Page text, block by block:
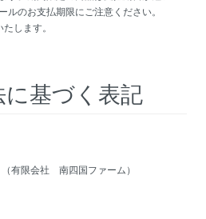
ルのお支払期限にご注意ください。
します。
に基づく表記
有限会社 南四国ファーム）